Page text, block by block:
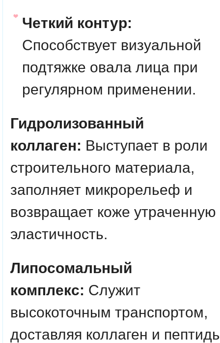
Четкий контур:
Способствует визуальной
подтяжке овала лица при
регулярном применении.
Гидролизованный
коллаген: Выступает в роли
строительного материала,
заполняет микрорельеф и
возвращает коже утраченную
эластичность.
Липосомальный
комплекс: Служит
высокоточным транспортом,
доставляя коллаген и